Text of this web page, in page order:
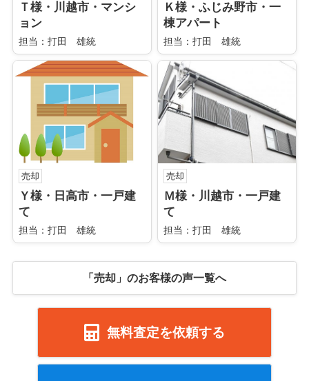
Ｔ様・川越市・マンシ
ョン
担当：打田 雄統
Ｋ様・ふじみ野市・一
棟アパート
担当：打田 雄統
売却
Ｙ様・日高市・一戸建
て
担当：打田 雄統
売却
Ｍ様・川越市・一戸建
て
担当：打田 雄統
「売却」のお客様の声一覧へ
無料査定を依頼する